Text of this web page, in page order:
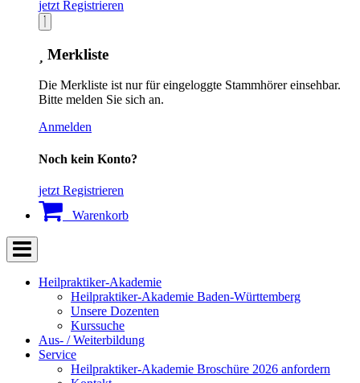
jetzt Registrieren
Merkliste
Die Merkliste ist nur für eingeloggte Stammhörer einsehbar.
Bitte melden Sie sich an.
Anmelden
Noch kein Konto?
jetzt Registrieren
Warenkorb
Heilpraktiker-Akademie
Heilpraktiker-Akademie Baden-Württemberg
Unsere Dozenten
Kurssuche
Aus- / Weiterbildung
Service
Heilpraktiker-Akademie Broschüre 2026 anfordern